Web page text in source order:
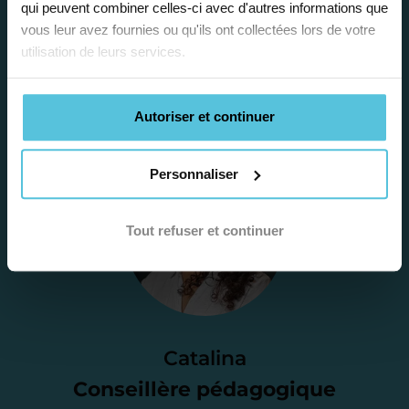
qui peuvent combiner celles-ci avec d'autres informations que
vous leur avez fournies ou qu'ils ont collectées lors de votre
utilisation de leurs services.
Autoriser et continuer
Personnaliser
Tout refuser et continuer
Catalina
Conseillère pédagogique
la situation scolaire de votre enfant, ses
besoins et vous préconiser la solution la
Étape 2
Je vous envoie une
proposition
d’accompagnement
parfait. À partir de maintenant nous
nous occupons de tout.